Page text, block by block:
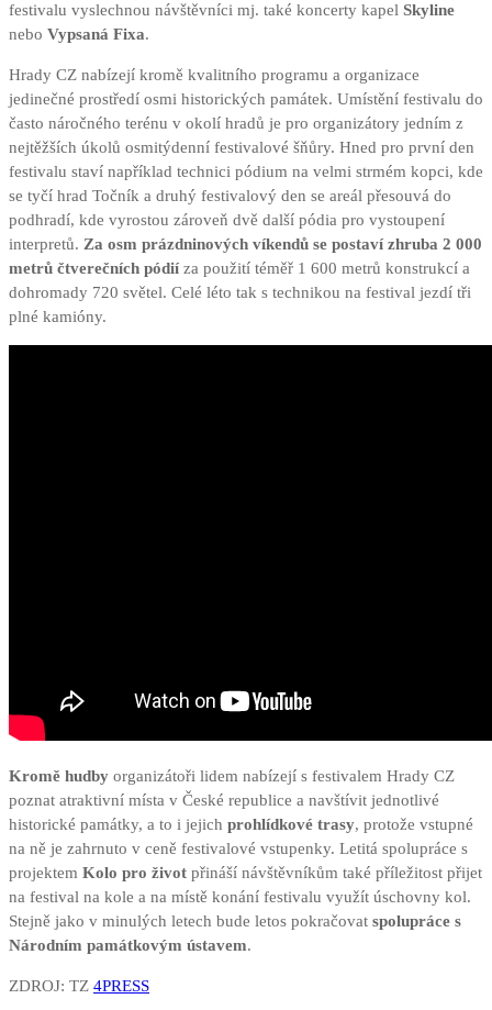
festivalu vyslechnou návštěvníci mj. také koncerty kapel Skyline
nebo Vypsaná Fixa.
Hrady CZ nabízejí kromě kvalitního programu a organizace
jedinečné prostředí osmi historických památek. Umístění festivalu do
často náročného terénu v okolí hradů je pro organizátory jedním z
nejtěžších úkolů osmitýdenní festivalové šňůry. Hned pro první den
festivalu staví například technici pódium na velmi strmém kopci, kde
se tyčí hrad Točník a druhý festivalový den se areál přesouvá do
podhradí, kde vyrostou zároveň dvě další pódia pro vystoupení
interpretů. Za osm prázdninových víkendů se postaví zhruba 2 000
metrů čtverečních pódií za použití téměř 1 600 metrů konstrukcí a
dohromady 720 světel. Celé léto tak s technikou na festival jezdí tři
plné kamióny.
Kromě hudby organizátoři lidem nabízejí s festivalem Hrady CZ
poznat atraktivní místa v České republice a navštívit jednotlivé
historické památky, a to i jejich prohlídkové trasy, protože vstupné
na ně je zahrnuto v ceně festivalové vstupenky. Letitá spolupráce s
projektem Kolo pro život přináší návštěvníkům také příležitost přijet
na festival na kole a na místě konání festivalu využít úschovny kol.
Stejně jako v minulých letech bude letos pokračovat spolupráce s
Národním památkovým ústavem.
ZDROJ: TZ 4PRESS